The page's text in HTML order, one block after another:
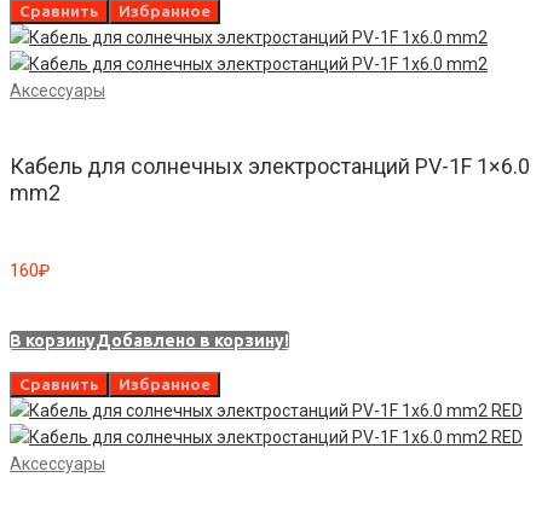
Сравнить Избранное
Аксессуары
Кабель для солнечных электростанций PV-1F 1×6.0
mm2
160₽
В корзинуДобавлено в корзину!
Сравнить Избранное
Аксессуары